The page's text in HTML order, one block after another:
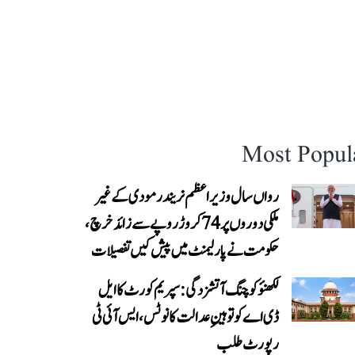
Most
رواں سال وزیر اعظم نریندر مودی کے غیر
ملکی دوروں پر 74 کروڑ روپے سے زائد خرچ،
حکومت نے پارلیمنٹ میں پیش کیں تفصیلات
لکھنؤ کوچنگ آتشزدگی: سپریم کورٹ کا ایل
ڈی اے کو توہینِ عدالت کا نوٹس، ایس آئی ٹی
رپورٹ طلب